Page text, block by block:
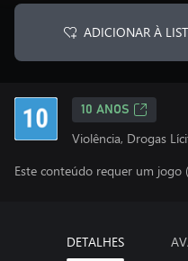
ADICIONAR À
10 ANOS
Violência, Drogas
Este conteúdo requer um jogo
DETALHES